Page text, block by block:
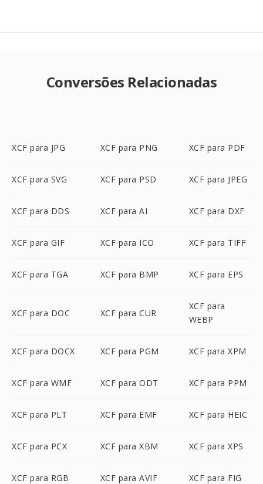
Conversões Relacionadas
XCF para JPG XCF para PNG XCF para PDF
XCF para SVG XCF para PSD XCF para JPEG
XCF para DDS XCF para AI XCF para DXF
XCF para GIF XCF para ICO XCF para TIFF
XCF para TGA XCF para BMP XCF para EPS
XCF para DOC XCF para CUR
XCF para
WEBP
XCF para DOCX XCF para PGM XCF para XPM
XCF para WMF XCF para ODT XCF para PPM
XCF para PLT XCF para EMF XCF para HEIC
XCF para PCX XCF para XBM XCF para XPS
XCF para RGB XCF para AVIF XCF para FIG